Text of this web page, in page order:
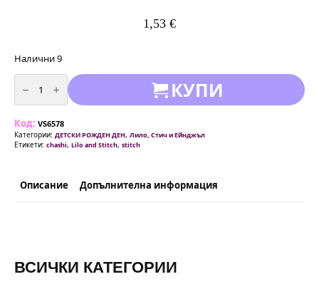
1,53 €
Налични 9
количество
за
Чаши
Стич
-
10
броя
КУПИ
Код: VS6578
Категории: ДЕТСКИ РОЖДЕН ДЕН, Лило, Стич и Ейнджъл
Етикети: chashi, Lilo and Stitch, stitch
Описание Допълнителна информация
ВСИЧКИ КАТЕГОРИИ